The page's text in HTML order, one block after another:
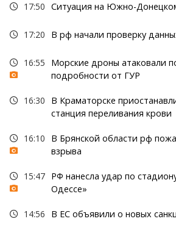
17:50 Ситуация на Южно-
17:20 В рф начали проверку
16:55
Морские дроны атаковали
подробности от ГУР
16:30
В Краматорске
станция переливания крови
16:10
В Брянской области рф
взрыва
15:47 РФ нанесла удар по
Одессе»
14:56 В ЕС объявили о новых